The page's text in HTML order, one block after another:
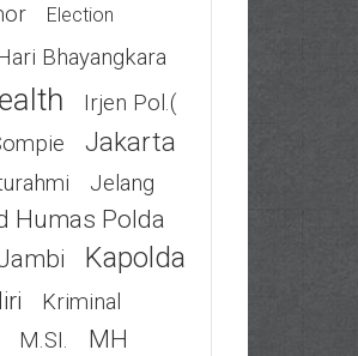
Election
Bhayangkara
Irjen Pol.(
Jakarta
Jelang
Humas Polda
Kapolda
Kriminal
M.SI. MH